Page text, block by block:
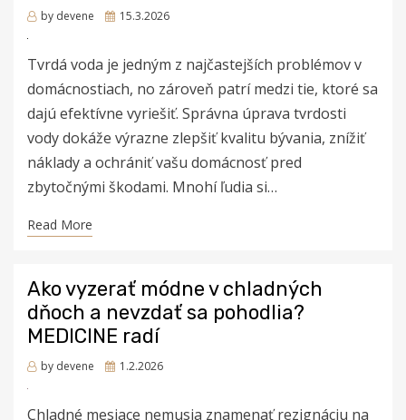
by devene
Posted
15.3.2026
Tvrdá voda je jedným z najčastejších problémov v
domácnostiach, no zároveň patrí medzi tie, ktoré sa
dajú efektívne vyriešiť. Správna úprava tvrdosti
vody dokáže výrazne zlepšiť kvalitu bývania, znížiť
náklady a ochrániť vašu domácnosť pred
zbytočnými škodami. Mnohí ľudia si…
Read More
Ako vyzerať módne v chladných
dňoch a nevzdať sa pohodlia?
MEDICINE radí
by devene
Posted
1.2.2026
Chladné mesiace nemusia znamenať rezignáciu na